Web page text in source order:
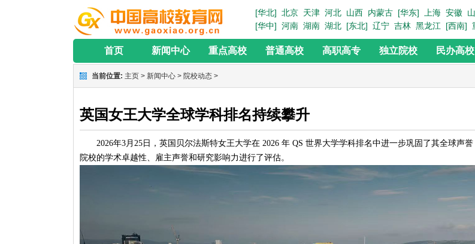
[华北] 北京 天津 河北 山西 内蒙古 [华东] 上海 安徽
[华中] 河南 湖南 湖北 [东北] 辽宁 吉林 黑龙江 [西南]
首页 新闻中心 重点高校 普通高校 高职高专 独立院校 民办高校
当前位置: 主页 > 新闻中心 > 院校动态 >
英国女王大学全球学科排名持续攀升
2026年3月25日，英国贝尔法斯特女王大学在 2026 年 QS 世界大学学科排名中进一步巩固了其全球声
院校的学术卓越性、雇主声誉和研究影响力进行了评估。